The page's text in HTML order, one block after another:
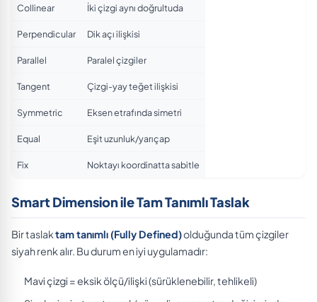
Collinear İki çizgi aynı doğrultuda
Perpendicular Dik açı ilişkisi
Parallel Paralel çizgiler
Tangent Çizgi-yay teğet ilişkisi
Symmetric Eksen etrafında simetri
Equal Eşit uzunluk/yarıçap
Fix Noktayı koordinatta sabitle
Smart Dimension ile Tam Tanımlı Taslak
Bir taslaktam tanımlı (Fully Defined)olduğunda tüm çizgiler
siyah renk alır. Bu durum en iyi uygulamadır:
Mavi çizgi = eksik ölçü/ilişki (sürüklenebilir, tehlikeli)